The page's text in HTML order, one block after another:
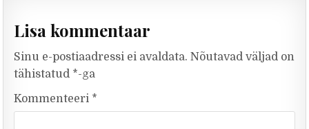
Lisa kommentaar
Sinu e-postiaadressi ei avaldata. Nõutavad väljad on
tähistatud *-ga
Kommenteeri *